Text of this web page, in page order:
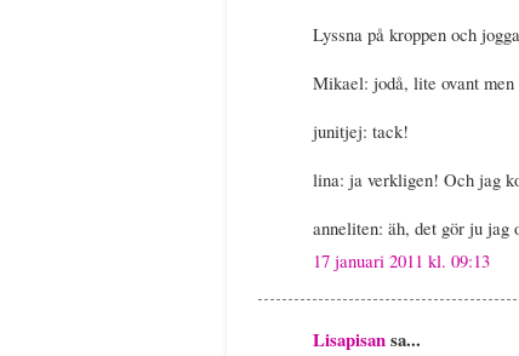
Lyssna på kroppen och
Mikael: jodå, lite ovant
junitjej: tack!
lina: ja verkligen! Och jag
anneliten: äh, det gör ju jag
17 januari 2011 kl. 09:13
Lisapisansa...